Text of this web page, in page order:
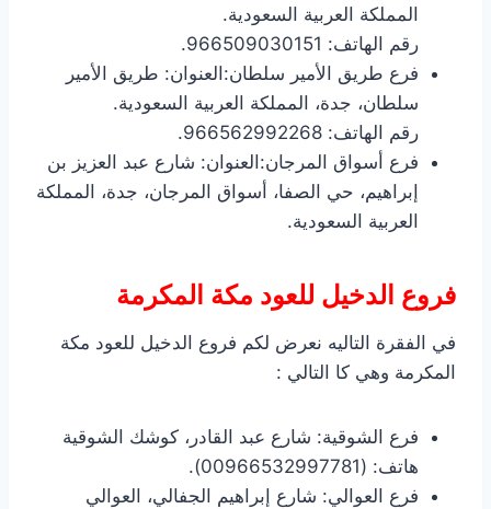
المملكة العربية السعودية.
رقم الهاتف: 966509030151.
فرع طريق الأمير سلطان:العنوان: طريق الأمير
سلطان، جدة، المملكة العربية السعودية.
رقم الهاتف: 966562992268.
فرع أسواق المرجان:العنوان: شارع عبد العزيز بن
إبراهيم، حي الصفا، أسواق المرجان، جدة، المملكة
العربية السعودية.
فروع الدخيل للعود مكة المكرمة
في الفقرة التاليه نعرض لكم فروع الدخيل للعود مكة
المكرمة وهي كا التالي :
فرع الشوقية: شارع عبد القادر، كوشك الشوقية
هاتف: (00966532997781).
فرع العوالي: شارع إبراهيم الجفالي، العوالي